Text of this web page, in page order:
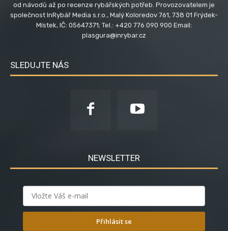
od návodů až po recenze rybářských potřeb. Provozovatelem je
společnost InRybář Media s.r.o., Malý Koloredov 761, 738 01 Frýdek-
Místek, IČ: 05647371; Tel.: +420 776 090 900 Email:
plasgura@inrybar.cz
SLEDUJTE NÁS
NEWSLETTER
Přihlásit se